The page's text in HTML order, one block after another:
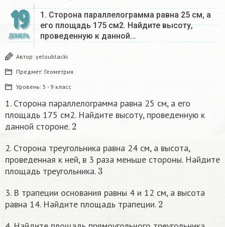
19
ДЕКАБРЬ
1. Сторона параллелограмма равна 25 см, а
его площадь 175 см2. Найдите высоту,
проведенную к данной…
Автор: yeloublacki
Предмет: Геометрия
Уровень: 5 - 9 класс
1. Сторона параллелограмма равна 25 см, а его
площадь 175 см2. Найдите высоту, проведенную к
данной стороне.2
2. Сторона треугольника равна 24 см, а высота,
проведенная к ней, в 3 раза меньше стороны. Найдите
площадь треугольника.3
3. В трапеции основания равны 4 и 12 см, а высота
равна 14. Найдите площадь трапеции.2